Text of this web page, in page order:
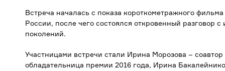
Встреча началась с показа короткометражного
России, после чего состоялся откровенный разговор
поколений.
Участницами встречи стали Ирина Морозова –
обладательница премии 2016 года, Ирина